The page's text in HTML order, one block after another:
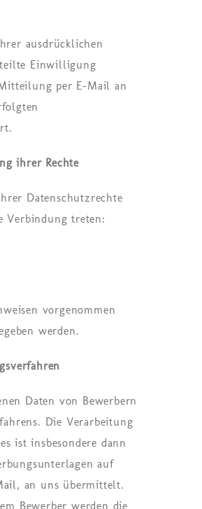
ausdrücklichen
Einwilligung
per E-Mail an
ihrer Rechte
Datenschutzrechte
Verbindung treten:
vorgenommen
werden.
Daten von Bewerbern
Die Verarbeitung
ist insbesondere dann
auf
an uns übermittelt.
Bewerber werden die